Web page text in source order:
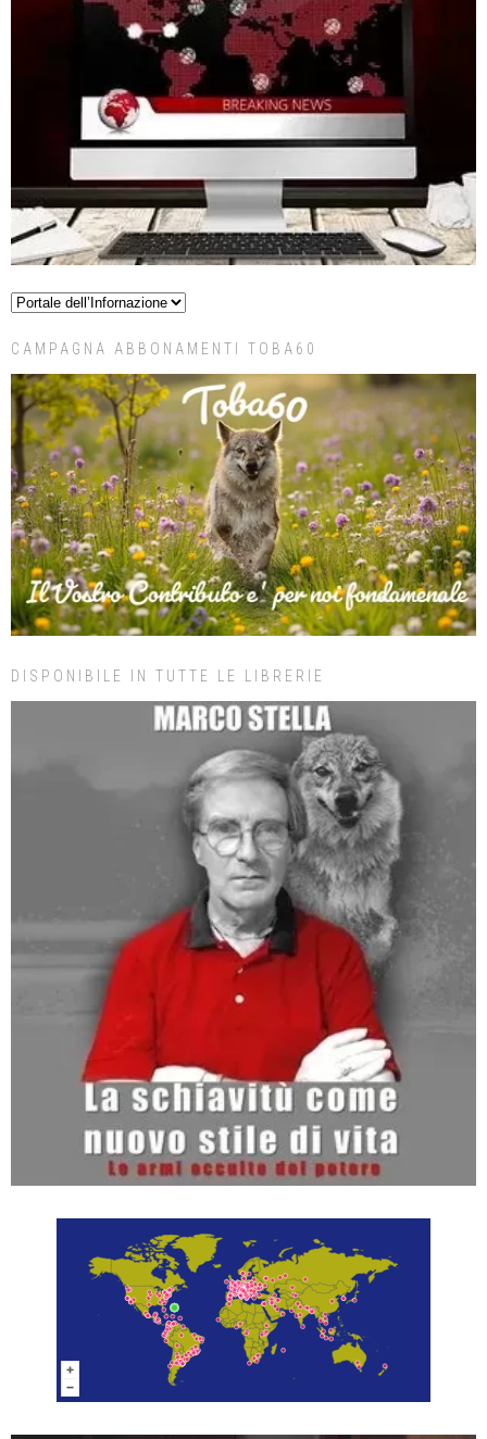
CAMPAGNA ABBONAMENTI TOBA60
DISPONIBILE IN TUTTE LE LIBRERIE